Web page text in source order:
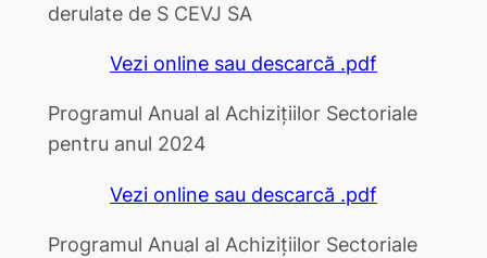
derulate de S CEVJ SA
Vezi online sau descarcă .pdf
Programul Anual al Achizițiilor Sectoriale
pentru anul 2024
Vezi online sau descarcă .pdf
Programul Anual al Achizițiilor Sectoriale